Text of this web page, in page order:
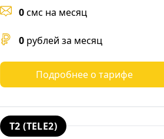
0смс на месяц
0 рублей за месяц
Подробнее о тарифе
T2 (TELE2)